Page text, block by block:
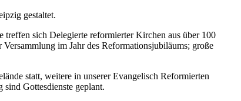
gestaltet.
treffen sich Delegierte reformierter Kirchen aus über 100
Versammlung im Jahr des Reformationsjubiläums; große
statt, weitere in unserer Evangelisch Reformierten
Gottesdienste geplant.